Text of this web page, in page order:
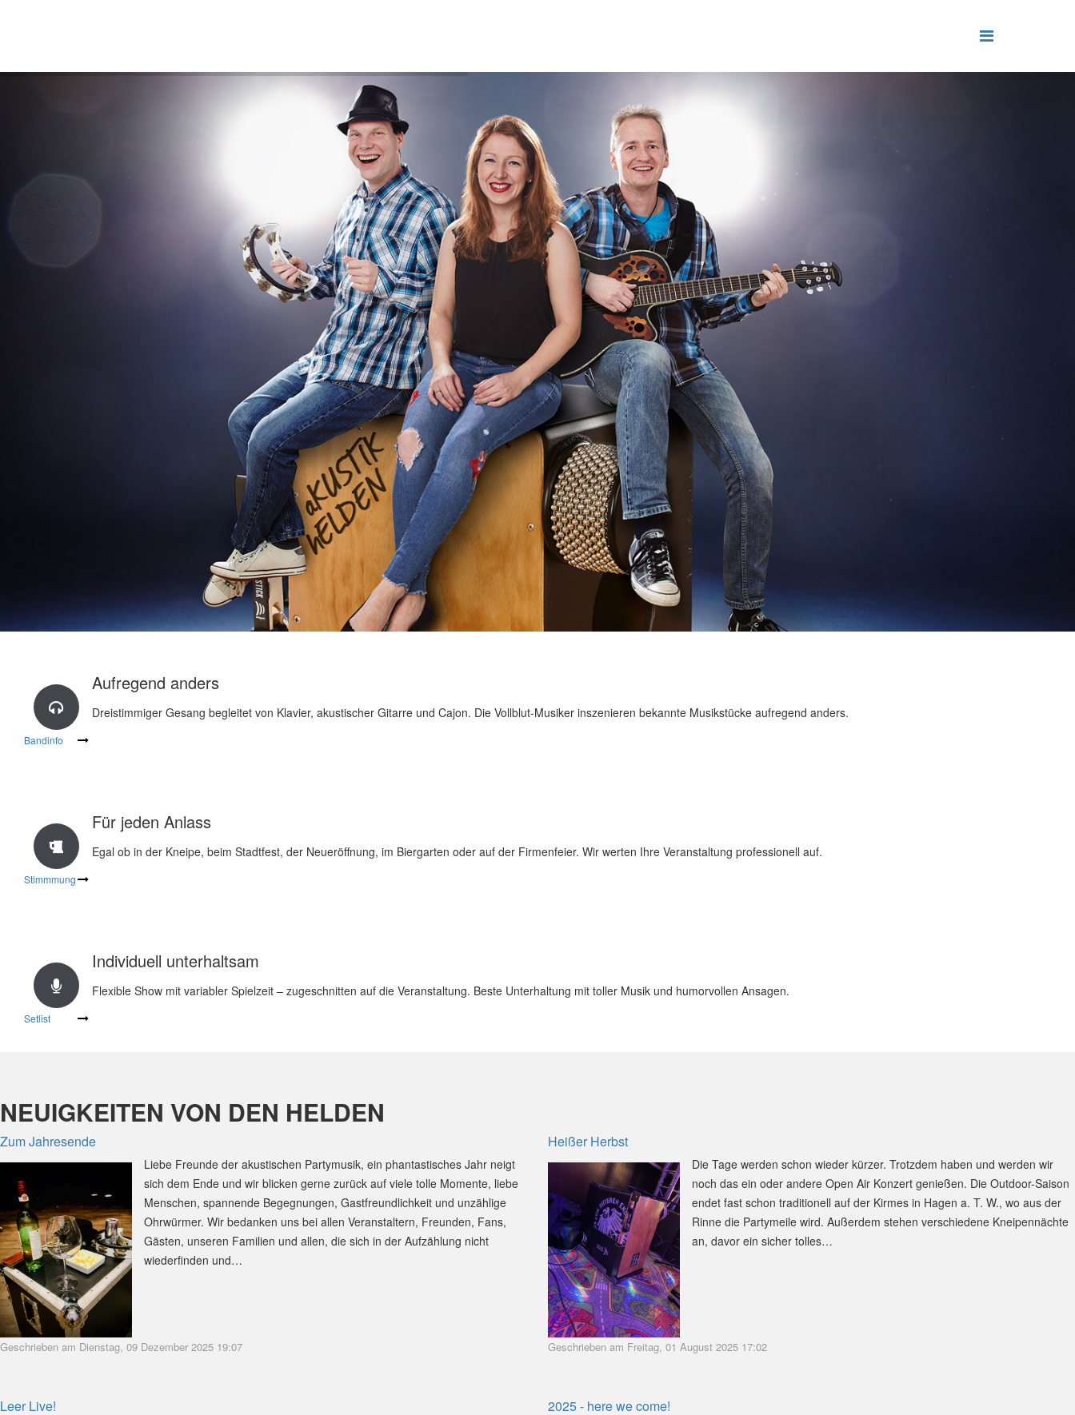
Besucht uns auch auf Facebook
Aufregend anders
Dreistimmiger Gesang begleitet von Klavier, akustischer Gitarre und Cajon. Die Vollblut-Musiker inszenieren bekannte Musikstücke aufregend anders.
Bandinfo
Für jeden Anlass
Egal ob in der Kneipe, beim Stadtfest, der Neueröffnung, im Biergarten oder auf der Firmenfeier. Wir werten Ihre Veranstaltung professionell auf.
Stimmmung
Individuell unterhaltsam
Flexible Show mit variabler Spielzeit – zugeschnitten auf die Veranstaltung. Beste Unterhaltung mit toller Musik und humorvollen Ansagen.
Setlist
NEUIGKEITEN VON DEN HELDEN
Zum Jahresende
Liebe Freunde der akustischen Partymusik, ein phantastisches Jahr neigt
sich dem Ende und wir blicken gerne zurück auf viele tolle Momente, liebe
Menschen, spannende Begegnungen, Gastfreundlichkeit und unzählige
Ohrwürmer. Wir bedanken uns bei allen Veranstaltern, Freunden, Fans,
Gästen, unseren Familien und allen, die sich in der Aufzählung nicht
wiederfinden und…
Geschrieben am Dienstag, 09 Dezember 2025 19:07
Heißer Herbst
Die Tage werden schon wieder kürzer. Trotzdem haben und werden wir
noch das ein oder andere Open Air Konzert genießen. Die Outdoor-Saison
endet fast schon traditionell auf der Kirmes in Hagen a. T. W., wo aus der
Rinne die Partymeile wird. Außerdem stehen verschiedene Kneipennächte
an, davor ein sicher tolles…
Geschrieben am Freitag, 01 August 2025 17:02
Leer Live! 2025 - here we come!